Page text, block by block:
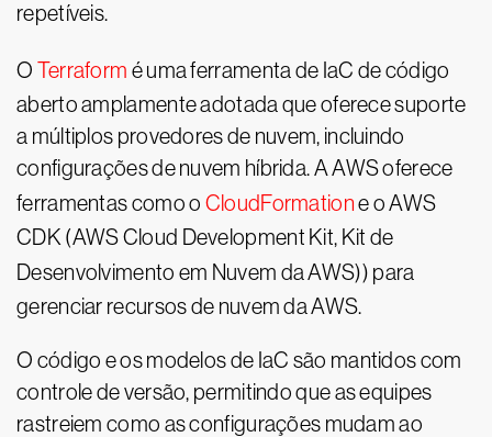
repetíveis.
O Terraform é uma ferramenta de IaC de código
aberto amplamente adotada que oferece suporte
a múltiplos provedores de nuvem, incluindo
configurações de nuvem híbrida. A AWS oferece
ferramentas como o CloudFormatione o AWS
CDK (AWS Cloud Development Kit, Kit de
Desenvolvimento em Nuvem da AWS)) para
gerenciar recursos de nuvem da AWS.
O código e os modelos de IaC são mantidos com
controle de versão, permitindo que as equipes
rastreiem como as configurações mudam ao